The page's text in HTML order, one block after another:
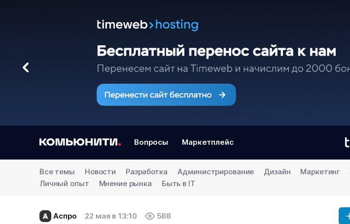
Вопросы Маркетплейс
Все темы Новости Разработка Администрирование Дизайн Маркетинг
Личный опыт
Мнение рынка Быть в IT
Аспро 22 мая в 13:10 588